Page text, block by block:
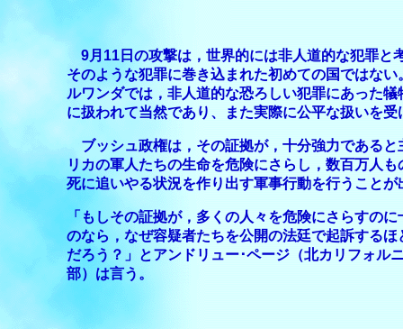
9月 11 日の攻撃は，世界的には非人道的な犯罪と
そのような犯罪に巻き込まれた初めての国ではな
ルワンダでは，非人道的な恐ろしい犯罪にあった
に扱われて当然であり、また実際に公平な扱いを受
ブッシュ政権は，その証拠が，十分強力であると
リカの軍人たちの生命を危険にさらし，数百万人
死に追いやる状況を作り出す軍事行動を行うこと
「もしその証拠が，多くの人々を危険にさらすの
のなら，なぜ容疑者たちを公開の法廷で起訴する
だろう？」とアンドリュー･ページ（北カリフォル
部）は言う。